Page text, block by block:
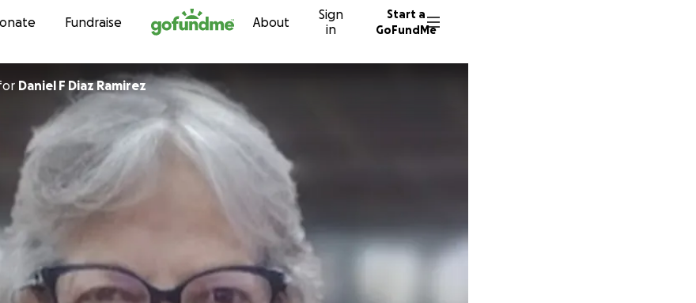
Skip to content
Fundraise About
Sign
in
Start a
GoFundMe
Daniel F Diaz Ramirez